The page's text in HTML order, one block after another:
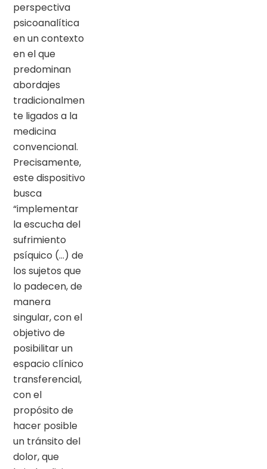
perspectiva
psicoanalítica
en un contexto
en el que
predominan
abordajes
tradicionalmen
te ligados a la
medicina
convencional.
Precisamente,
este dispositivo
busca
“implementar
la escucha del
sufrimiento
psíquico (…) de
los sujetos que
lo padecen, de
manera
singular, con el
objetivo de
posibilitar un
espacio clínico
transferencial,
con el
propósito de
hacer posible
un tránsito del
dolor, que